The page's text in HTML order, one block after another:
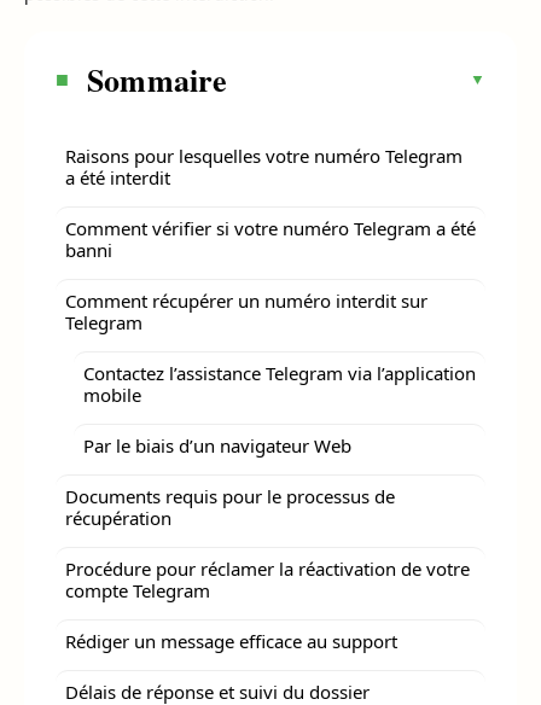
Sommaire
Raisons pour lesquelles votre numéro Telegram
a été interdit
Comment vérifier si votre numéro Telegram a été
banni
Comment récupérer un numéro interdit sur
Telegram
Contactez l’assistance Telegram via l’application
mobile
Par le biais d’un navigateur Web
Documents requis pour le processus de
récupération
Procédure pour réclamer la réactivation de votre
compte Telegram
Rédiger un message efficace au support
Délais de réponse et suivi du dossier